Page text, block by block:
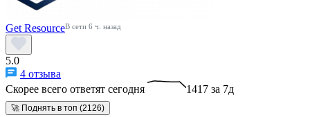
Get ResourceВ сети 6 ч. назад
5.0
4 отзыва
Скорее всего ответят сегодня
1417 за 7д
🚀 Поднять в топ (2126)